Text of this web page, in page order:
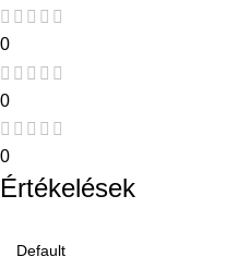
0
0
0
Értékelések